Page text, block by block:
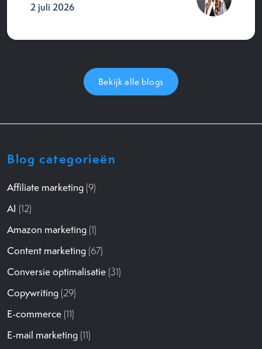
2 juli 2026
Bekijk alle blogs
Blog categorieën
Affiliate marketing (9)
AI (12)
Amazon marketing (1)
Content marketing (67)
Conversie optimalisatie (31)
Copywriting (29)
E-commerce (11)
E-mail marketing (11)